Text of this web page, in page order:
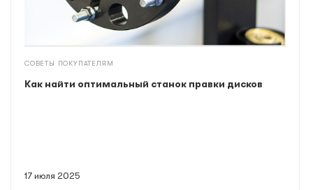
СОВЕТЫ ПОКУПАТЕЛЯМ
17 июля 2025
Как найти оптимальный станок правки дисков